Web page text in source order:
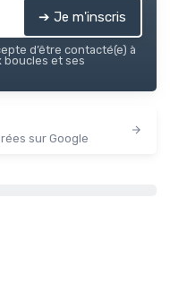
➔ Je m'inscris
d’être contacté(e) à
boucles et ses
sur Google